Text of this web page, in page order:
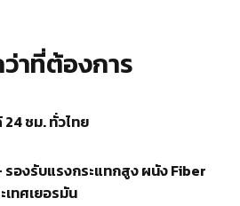
าที่ต้องการ
24 ชม. ทั่วไทย
รองรับแรงกระแทกสูง ผนัง Fiber
ทศเยอรมัน